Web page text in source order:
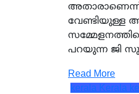
അതാരാണെന്ന്
വേണ്ടിയുള്ള
പറയുന്ന ജി
Read More
kerala Kerala